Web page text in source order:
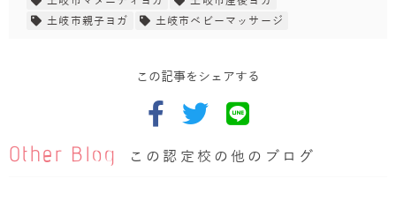
土岐市親子ヨガ
土岐市ベビーマッサージ
この記事をシェアする
Other Blog この認定校の他のブログ